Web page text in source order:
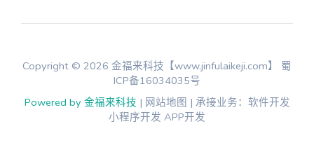
Copyright © 2026 金福来科技【www.jinfulaikeji.com】 蜀
ICP备16034035号
Powered by 金福来科技 | 网站地图 | 承接业务：软件开发
小程序开发 APP开发